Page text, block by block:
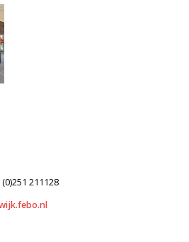
(0)251 211128